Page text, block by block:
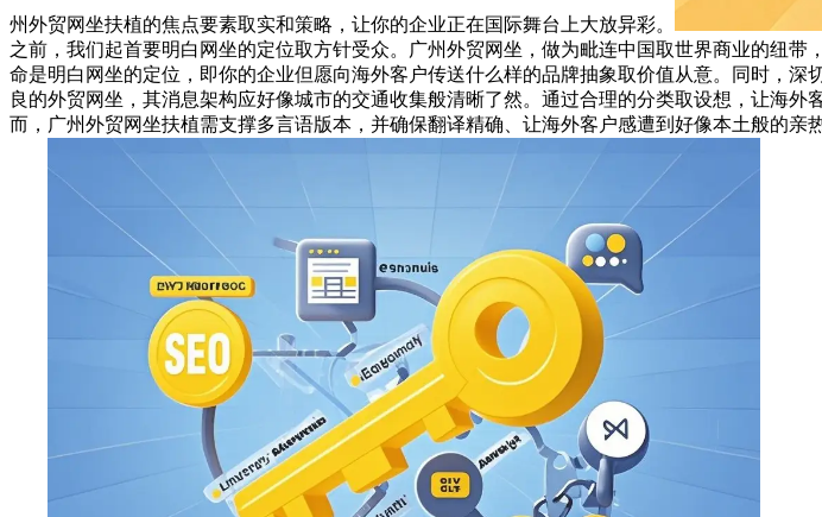
州外贸网坐扶植的焦点要素取实和策略，让你的企业正在国际舞台上大放异彩。
之前，我们起首要明白网坐的定位取方针受众。广州外贸网坐，做为毗连中国取世界商业的纽
命是明白网坐的定位，即你的企业但愿向海外客户传送什么样的品牌抽象取价值从意。同时，
良的外贸网坐，其消息架构应好像城市的交通收集般清晰了然。通过合理的分类取设想，让海
而，广州外贸网坐扶植需支撑多言语版本，并确保翻译精确、让海外客户感遭到好像本土般的